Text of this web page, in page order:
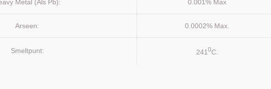
Metal (Als Pb): 0.001% Max
Arseen: 0.0002% Max.
Smeltpunt: 241 0C.